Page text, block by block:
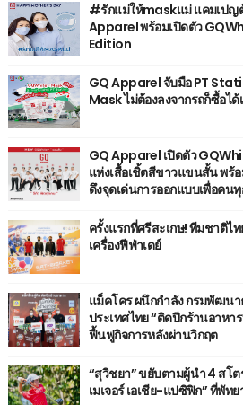
#รักแม่ให้maskแม่ แคมเปญ
Apparel พร้อมเปิดตัว
Edition
GQ Apparel จับมือ PT
Mask ไม่ต้องลงจากรถก็ซื้อได้
GQ Apparel เปิดตัว
แห่งเสื้อเชิ้ตสีขาวแขนสั้น พร้
ดึงจุดเด่นการออกแบบเพื่อคน
ครั้งแรกที่ศรีสะเกษ! ทีมชาติไ
เครื่องฟีฟ่าเดย์
แม็คโคร ผนึกกำลัง กรมพัฒน
ประเทศไทย “ติดปีกร้านอาห
ฟื้นฟูกิจการหลังผ่านวิกฤต
“สุวิชยา” ขยับตามผู้นำ 4 สโ
เมเจอร์ เอเชีย-แปซิฟิก” ที่พัทย